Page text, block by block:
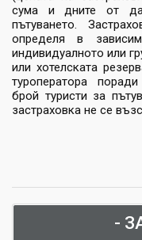
сума и дните от
пътуването.
определя в
индивидуалното или
или хотелската
туроператора
брой туристи за
застраховка не се
-